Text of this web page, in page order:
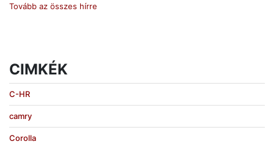
Tovább az összes hírre
CIMKÉK
C-HR
camry
Corolla